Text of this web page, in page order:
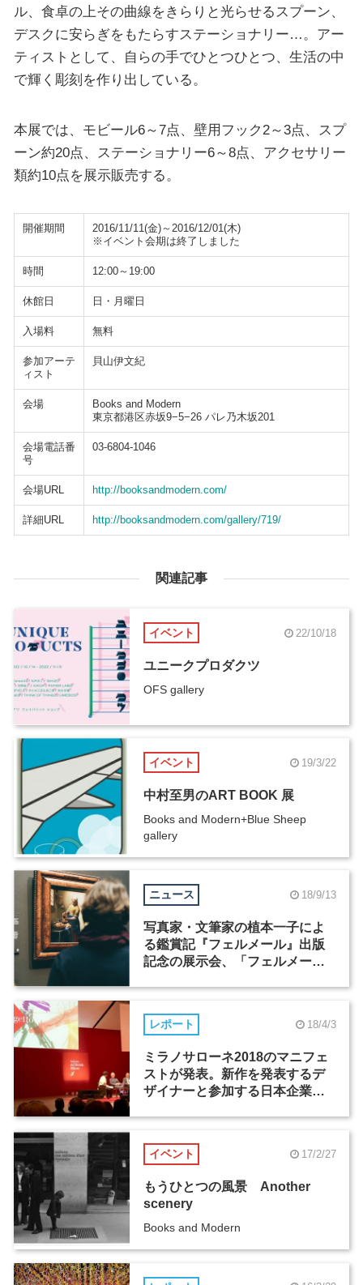
ル、食卓の上その曲線をきらりと光らせるスプーン、
デスクに安らぎをもたらすステーショナリー…。アー
ティストとして、自らの手でひとつひとつ、生活の中
で輝く彫刻を作り出している。
本展では、モビール6～7点、壁用フック2～3点、スプ
ーン約20点、ステーショナリー6～8点、アクセサリー
類約10点を展示販売する。
開催期間
2016/11/11(金)～2016/12/01(木)
※イベント会期は終了しました
時間 12:00～19:00
休館日 日・月曜日
入場料 無料
参加アーテ
ィスト
貝山伊文紀
会場
Books and Modern
東京都港区赤坂9−5−26 パレ乃木坂201
会場電話番
号
03-6804-1046
会場URL http://booksandmodern.com/
詳細URL http://booksandmodern.com/gallery/719/
関連記事
イベント 22/10/18
ユニークプロダクツ
OFS gallery
イベント 19/3/22
中村至男のART BOOK 展
Books and Modern+Blue Sheep
gallery
ニュース 18/9/13
写真家・文筆家の植本一子によ
る鑑賞記『フェルメール』出版
記念の展示会、「フェルメー
レポート 18/4/3
ミラノサローネ2018のマニフェ
ストが発表。新作を発表するデ
ザイナーと参加する日本企業に
イベント 17/2/27
もうひとつの風景 Another
scenery
Books and Modern